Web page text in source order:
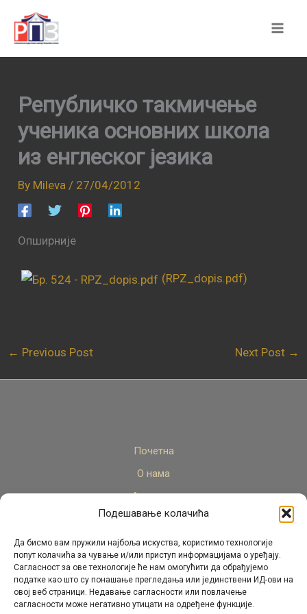
Подешавање колачића
Да бисмо вам пружили најбоља искуства, користимо технологије
попут колачића за чување и/или приступ информацијама о уређају.
Сагласност за ове технологије ће нам омогућити да обрађујемо
податке као што су понашање прегледања или јединствени ИД-ови на
овој веб страници. Недавање сагласности или повлачење
сагласности може негативно утицати на одређене функције.
content
Републичко такмичење
ученика основних школа
из енглеског језика
By Mileva / 27/04/2012
Опширније
(RPZ_dopis.pdf)
← Previous Post Next Post →
Почетна
О нама
Актуелно
Стручни кадар
Пројекти
Архива
Контакт